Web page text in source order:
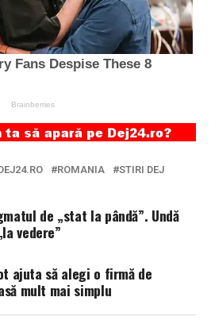
ROMANIA STIRI DEJ
de „stat la pândă”. Undă
vedere”
ajuta să alegi o firmă de
mult mai simplu